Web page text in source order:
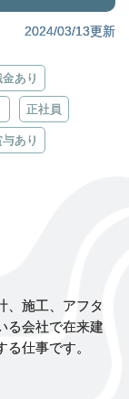
2024/03/13更新
あり
正社員
あり
、施工、アフタ
る会社で在来建
仕事です。